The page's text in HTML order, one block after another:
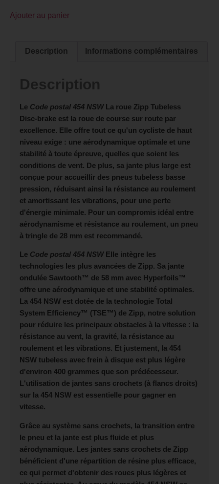
Ajouter au panier
Description Informations complémentaires
Description
Le Code postal 454 NSWLa roue Zipp Tubeless
Disc-brake est la roue de course sur route par
excellence. Elle offre tout ce qu'un cycliste de haut
niveau exige : une aérodynamique optimale et une
stabilité à toute épreuve, quelles que soient les
conditions de vent. De plus, sa jante plus large est
conçue pour accueillir des pneus tubeless basse
pression, réduisant ainsi la résistance au roulement
et amortissant les vibrations, pour une perte
d'énergie minimale. Pour un compromis idéal entre
aérodynamisme et résistance au roulement, un pneu
à tringle de 28 mm est recommandé.
Le Code postal 454 NSWElle intègre les
technologies les plus avancées de Zipp. Sa jante
ondulée Sawtooth™ de 58 mm avec Hyperfoils™
offre une aérodynamique et une stabilité optimales.
La 454 NSW est dotée de la technologie Total
System Efficiency™ (TSE™) de Zipp, notre solution
pour réduire les principaux obstacles à la vitesse : la
résistance au vent, la gravité, la résistance au
roulement et les vibrations. Et justement, la 454
NSW tubeless avec frein à disque est plus légère
d'environ 400 grammes que son prédécesseur.
L'utilisation de jantes sans crochets (à flancs droits)
sur la 454 NSW est essentielle pour gagner en
vitesse.
Grâce au système sans crochets, la transition entre
le pneu et la jante est plus fluide et plus
aérodynamique. Les jantes sans crochets de Zipp
bénéficient d'une répartition de résine plus efficace,
ce qui permet d'obtenir des roues plus légères et